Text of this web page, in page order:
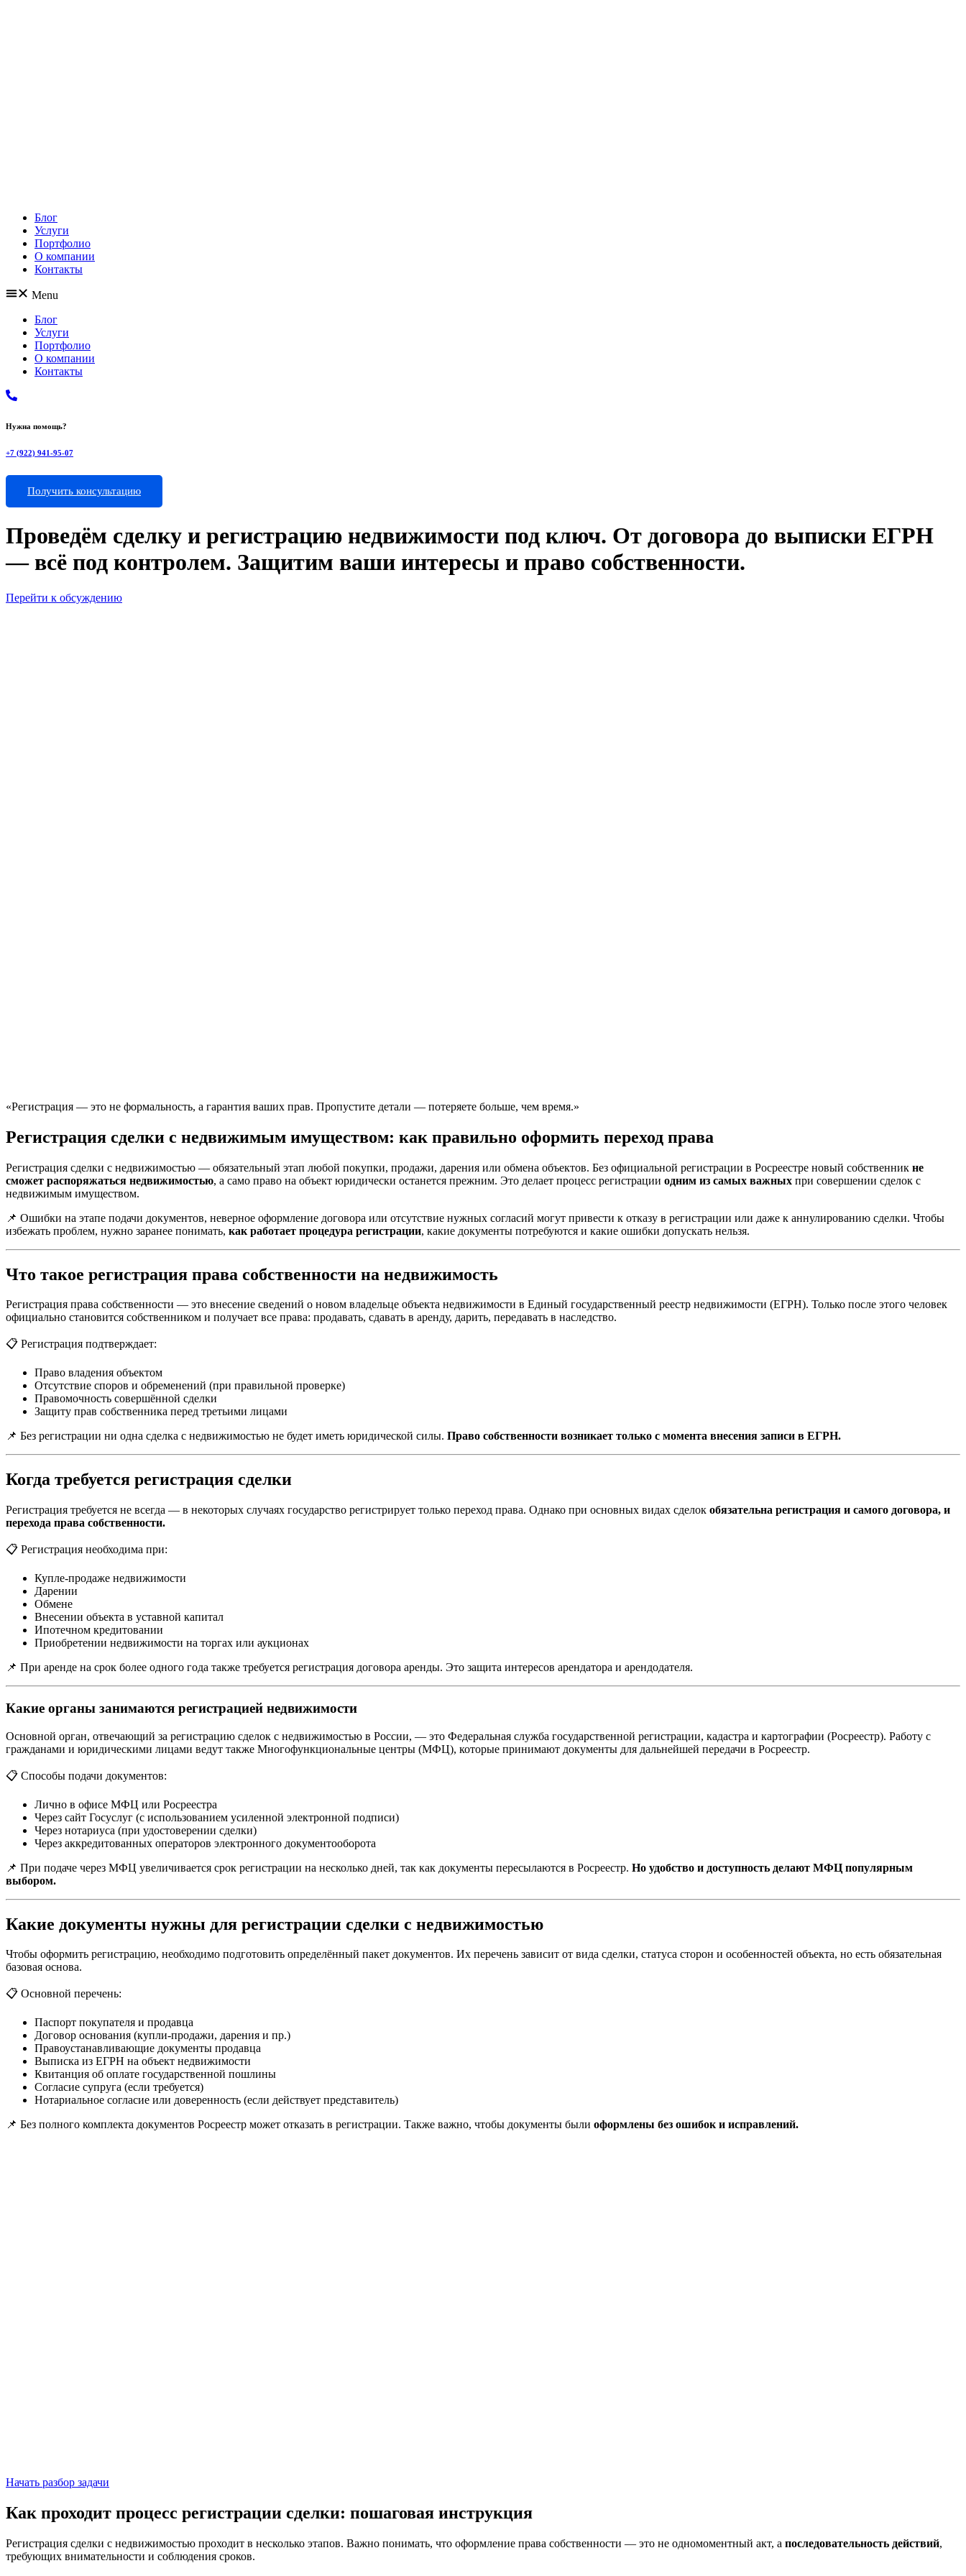
Блог
Услуги
Портфолио
О компании
Контакты
Menu
Блог
Услуги
Портфолио
О компании
Контакты
Нужна помощь?
+7 (922) 941-95-07
Получить консультацию
Проведём сделку и регистрацию недвижимости под ключ. От договора до выписки ЕГРН
— всё под контролем. Защитим ваши интересы и право собственности.
Перейти к обсуждению
«Регистрация — это не формальность, а гарантия ваших прав. Пропустите детали — потеряете больше, чем время.»
Регистрация сделки с недвижимым имуществом: как правильно оформить переход права
Регистрация сделки с недвижимостью — обязательный этап любой покупки, продажи, дарения или обмена объектов. Без официальной регистрации в Росреестре новый собственник не
сможет распоряжаться недвижимостью, а само право на объект юридически останется прежним. Это делает процесс регистрации одним из самых важных при совершении сделок с
недвижимым имуществом.
📌 Ошибки на этапе подачи документов, неверное оформление договора или отсутствие нужных согласий могут привести к отказу в регистрации или даже к аннулированию сделки. Чтобы
избежать проблем, нужно заранее понимать, как работает процедура регистрации, какие документы потребуются и какие ошибки допускать нельзя.
Что такое регистрация права собственности на недвижимость
Регистрация права собственности — это внесение сведений о новом владельце объекта недвижимости в Единый государственный реестр недвижимости (ЕГРН). Только после этого человек
официально становится собственником и получает все права: продавать, сдавать в аренду, дарить, передавать в наследство.
📋 Регистрация подтверждает:
Право владения объектом
Отсутствие споров и обременений (при правильной проверке)
Правомочность совершённой сделки
Защиту прав собственника перед третьими лицами
📌 Без регистрации ни одна сделка с недвижимостью не будет иметь юридической силы. Право собственности возникает только с момента внесения записи в ЕГРН.
Когда требуется регистрация сделки
Регистрация требуется не всегда — в некоторых случаях государство регистрирует только переход права. Однако при основных видах сделок обязательна регистрация и самого договора, и
перехода права собственности.
📋 Регистрация необходима при:
Купле-продаже недвижимости
Дарении
Обмене
Внесении объекта в уставной капитал
Ипотечном кредитовании
Приобретении недвижимости на торгах или аукционах
📌 При аренде на срок более одного года также требуется регистрация договора аренды. Это защита интересов арендатора и арендодателя.
Какие органы занимаются регистрацией недвижимости
Основной орган, отвечающий за регистрацию сделок с недвижимостью в России, — это Федеральная служба государственной регистрации, кадастра и картографии (Росреестр). Работу с
гражданами и юридическими лицами ведут также Многофункциональные центры (МФЦ), которые принимают документы для дальнейшей передачи в Росреестр.
📋 Способы подачи документов:
Лично в офисе МФЦ или Росреестра
Через сайт Госуслуг (с использованием усиленной электронной подписи)
Через нотариуса (при удостоверении сделки)
Через аккредитованных операторов электронного документооборота
📌 При подаче через МФЦ увеличивается срок регистрации на несколько дней, так как документы пересылаются в Росреестр. Но удобство и доступность делают МФЦ популярным
выбором.
Какие документы нужны для регистрации сделки с недвижимостью
Чтобы оформить регистрацию, необходимо подготовить определённый пакет документов. Их перечень зависит от вида сделки, статуса сторон и особенностей объекта, но есть обязательная
базовая основа.
📋 Основной перечень:
Паспорт покупателя и продавца
Договор основания (купли-продажи, дарения и пр.)
Правоустанавливающие документы продавца
Выписка из ЕГРН на объект недвижимости
Квитанция об оплате государственной пошлины
Согласие супруга (если требуется)
Нотариальное согласие или доверенность (если действует представитель)
📌 Без полного комплекта документов Росреестр может отказать в регистрации. Также важно, чтобы документы были оформлены без ошибок и исправлений.
Начать разбор задачи
Как проходит процесс регистрации сделки: пошаговая инструкция
Регистрация сделки с недвижимостью проходит в несколько этапов. Важно понимать, что оформление права собственности — это не одномоментный акт, а последовательность действий,
требующих внимательности и соблюдения сроков.